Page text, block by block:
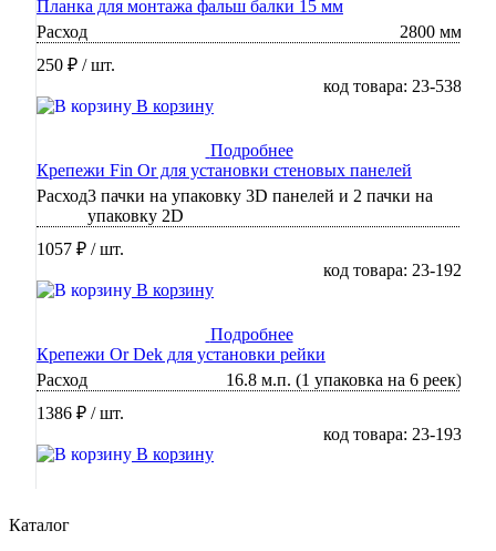
Планка для монтажа фальш балки 15 мм
Расход
2800 мм
250 ₽ / шт.
код товара: 23-538
В корзину
Подробнее
Крепежи Fin Or для установки стеновых панелей
Расход3 пачки на упаковку 3D панелей и 2 пачки на
упаковку 2D
1057 ₽ / шт.
код товара: 23-192
В корзину
Подробнее
Крепежи Or Dek для установки рейки
Расход
16.8 м.п. (1 упаковка на 6 реек)
1386 ₽ / шт.
код товара: 23-193
В корзину
Каталог